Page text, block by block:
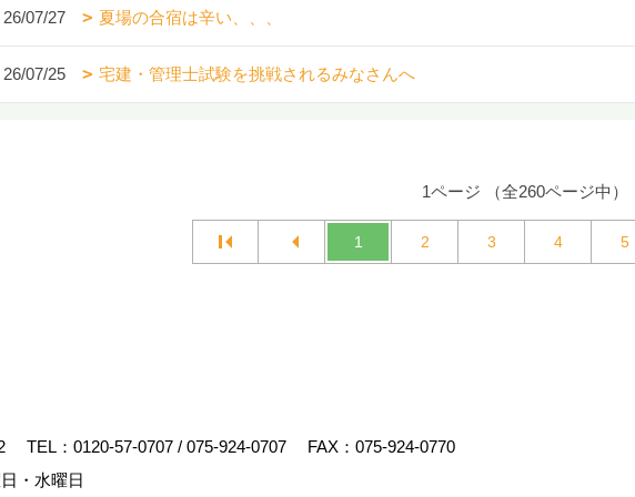
26/07/27 夏場の合宿は辛い、、、
26/07/25 宅建・管理士試験を挑戦されるみなさんへ
1ページ （全260ページ中）
1 2 3 4 5
TEL： 0120-57-0707 / 075-924-0707
FAX：075-924-0770
・水曜日